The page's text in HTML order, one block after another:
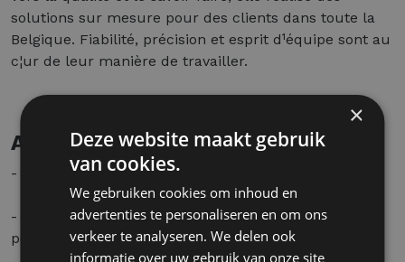
solutions sur mesure pour des clients dans toute la
Belgique. Fiabilité, précision et esprit d¹équipe sont au
c¦ur de leur manière de travailler.
Aanbod
- Un travail varié avec des défis techniques.
- Un atelier moderne équipé de machines
performantes.
×
Deze website maakt gebruik
van cookies.
We gebruiken cookies om inhoud en
advertenties te personaliseren en om ons
verkeer te analyseren. We delen ook
informatie over uw gebruik van onze site